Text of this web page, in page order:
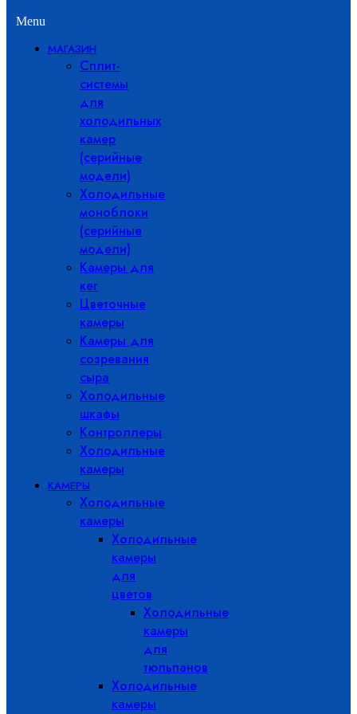
Menu
МАГАЗИН
Сплит-
системы
для
холодильных
камер
(серийные
модели)
Холодильные
моноблоки
(серийные
модели)
Камеры для
кег
Цветочные
камеры
Камеры для
созревания
сыра
Холодильные
шкафы
Контроллеры
Холодильные
камеры
КАМЕРЫ
Холодильные
камеры
Холодильные
камеры
для
цветов
Холодильные
камеры
для
тюльпанов
Холодильные
камеры